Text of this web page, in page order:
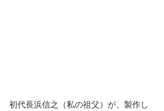
初代長浜信之（私の祖父）が、製作し